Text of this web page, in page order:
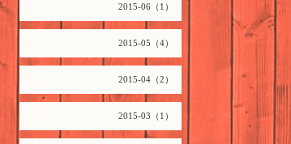
2015-06（1）
2015-05（4）
2015-04（2）
2015-03（1）